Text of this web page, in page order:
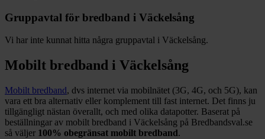
Gruppavtal för bredband i Väckelsång
Vi har inte kunnat hitta några gruppavtal i Väckelsång.
Mobilt bredband i Väckelsång
Mobilt bredband, dvs internet via mobilnätet (3G, 4G, och 5G), kan
vara ett bra alternativ eller komplement till fast internet. Det finns ju
tillgängligt nästan överallt, och med olika datapotter. Baserat på
beställningar av mobilt bredband i Väckelsång på Bredbandsval.se
så väljer 100% obegränsat mobilt bredband.